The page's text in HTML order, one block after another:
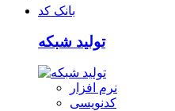
بانک کد
تولید شبکه
نرم افزار
کدنویسی